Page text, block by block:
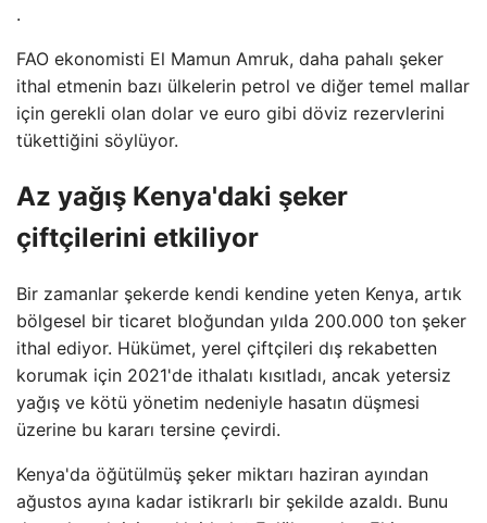
.
FAO ekonomisti El Mamun Amruk, daha pahalı şeker
ithal etmenin bazı ülkelerin petrol ve diğer temel mallar
için gerekli olan dolar ve euro gibi döviz rezervlerini
tükettiğini söylüyor.
Az yağış Kenya'daki şeker
çiftçilerini etkiliyor
Bir zamanlar şekerde kendi kendine yeten Kenya, artık
bölgesel bir ticaret bloğundan yılda 200.000 ton şeker
ithal ediyor. Hükümet, yerel çiftçileri dış rekabetten
korumak için 2021'de ithalatı kısıtladı, ancak yetersiz
yağış ve kötü yönetim nedeniyle hasatın düşmesi
üzerine bu kararı tersine çevirdi.
Kenya'da öğütülmüş şeker miktarı haziran ayından
ağustos ayına kadar istikrarlı bir şekilde azaldı. Bunu